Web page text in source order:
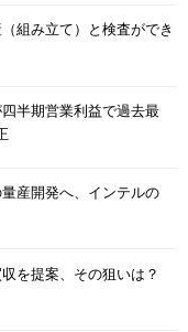
組み立て）と検査ができ
半期営業利益で過去最
産開発へ、インテルの
収を提案、その狙いは？